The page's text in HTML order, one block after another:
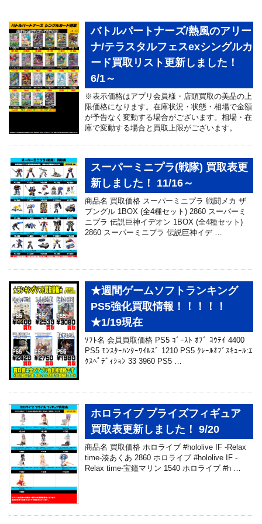
バトルパートナーズ/熱風のアリー
ナ/テラスタルフェスexシングルカ
ード買取リスト更新しました！
6/1～
※表示価格はアプリ会員様・店頭買取の美品の上
限価格になります。在庫状況・状態・相場で金額
が予告なく変動する場合がございます。相場・在
庫で変動する場合と買取上限がございます。
スーパーミニプラ(戦隊) 買取表更
新しました！ 11/16～
商品名 買取価格 スーパーミニプラ 戦闘メカ ザ
ブングル 1BOX (全4種セット) 2860 スーパーミ
ニプラ 伝説巨神イデオン 1BOX (全4種セット)
2860 スーパーミニプラ 伝説巨神イデ …
★週間ゲームソフトランキング
PS5強化買取情報！！！！！
★1/19現在
ｿﾌﾄ名 会員買取価格 PS5 ｺﾞｰｽﾄ ｵﾌﾞ ﾖｳﾃｲ 4400
PS5 ﾓﾝｽﾀｰﾊﾝﾀｰﾜｲﾙｽﾞ 1210 PS5 ｸﾚｰﾙｵﾌﾞｽｷｭｰﾙ:ｴ
ｸｽﾍﾟﾃﾞｨｼｮﾝ 33 3960 PS5 …
ホロライブ プライズフィギュア
買取表更新しました！ 9/20
商品名 買取価格 ホロライブ #hololive IF -Relax
time-湊あくあ 2860 ホロライブ #hololive IF -
Relax time-宝鐘マリン 1540 ホロライブ #h …